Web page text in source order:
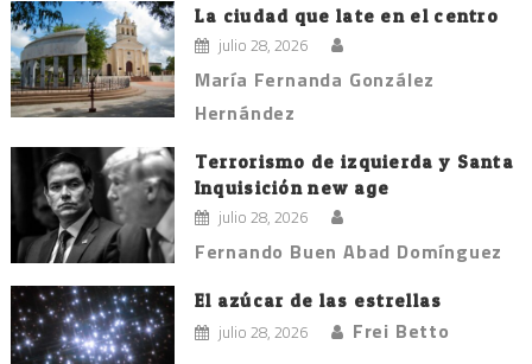
La ciudad que late en el centro
julio 28, 2026
María Fernanda González
Hernández
Terrorismo de izquierda y Santa
Inquisición new age
julio 28, 2026
Fernando Buen Abad Domínguez
El azúcar de las estrellas
julio 28, 2026 Frei Betto